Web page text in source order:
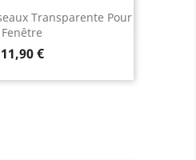
Transparente Pour
Fenêtre
Prix
11,90 €